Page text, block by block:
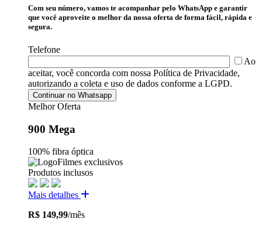
Com seu número, vamos te acompanhar pelo WhatsApp e garantir
que você aproveite o melhor da nossa oferta de forma fácil, rápida e
segura.
Telefone
Ao
aceitar, você concorda com nossa Política de Privacidade,
autorizando a coleta e uso de dados conforme a LGPD.
Melhor Oferta
900 Mega
100% fibra óptica
Filmes exclusivos
Produtos inclusos
Mais detalhes
R$ 149,99/mês